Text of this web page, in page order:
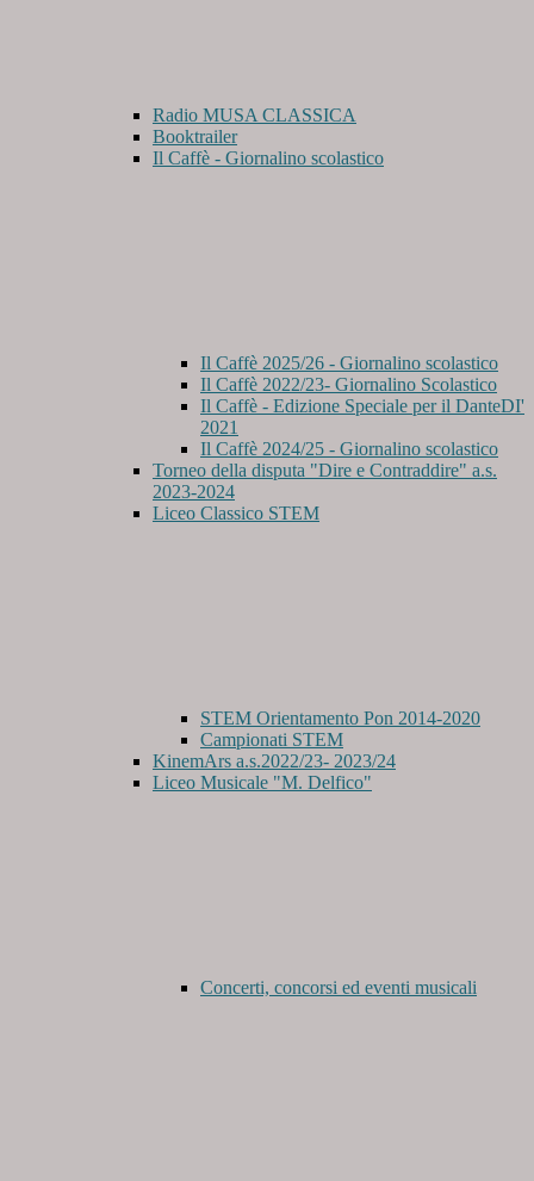
Radio MUSA CLASSICA
Booktrailer
Il Caffè - Giornalino scolastico
Il Caffè 2025/26 - Giornalino scolastico
Il Caffè 2022/23- Giornalino Scolastico
Il Caffè - Edizione Speciale per il DanteDI'
2021
Il Caffè 2024/25 - Giornalino scolastico
Torneo della disputa "Dire e Contraddire" a.s.
2023-2024
Liceo Classico STEM
STEM Orientamento Pon 2014-2020
Campionati STEM
KinemArs a.s.2022/23- 2023/24
Liceo Musicale "M. Delfico"
Concerti, concorsi ed eventi musicali